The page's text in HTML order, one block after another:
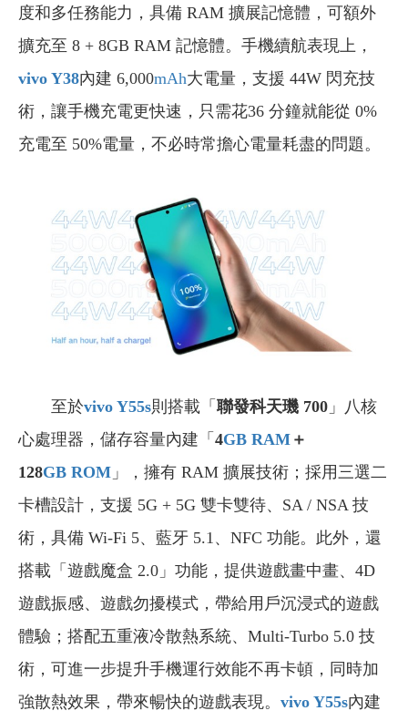
度和多任務能力，具備 RAM 擴展記憶體，可額外
擴充至 8 + 8GB RAM 記憶體。手機續航表現上，
vivo Y38內建 6,000mAh大電量，支援 44W 閃充技
術，讓手機充電更快速，只需花36 分鐘就能從 0%
充電至 50%電量，不必時常擔心電量耗盡的問題。
至於vivo Y55s則搭載「 聯發科天璣 700 」八核
心處理器，儲存容量內建「 4GB RAM ＋
128GB ROM 」，擁有 RAM 擴展技術；採用三選二
卡槽設計，支援 5G + 5G 雙卡雙待、SA / NSA 技
術，具備 Wi-Fi 5、藍牙 5.1、NFC 功能。此外，還
搭載「遊戲魔盒 2.0」功能，提供遊戲畫中畫、4D
遊戲振感、遊戲勿擾模式，帶給用戶沉浸式的遊戲
體驗；搭配五重液冷散熱系統、Multi-Turbo 5.0 技
術，可進一步提升手機運行效能不再卡頓，同時加
強散熱效果，帶來暢快的遊戲表現。 vivo Y55s內建